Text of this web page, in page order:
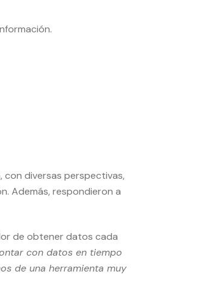
con diversas perspectivas,
Además, respondieron a
de obtener datos cada
con datos en tiempo
de una herramienta muy